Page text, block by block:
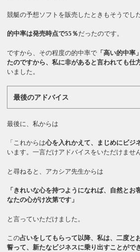
競艇の予想ソフトを販売したときもそうでした
的中率は発売時点で55％だったのです。
ですから、その程度の的中率で 「高い的中率
たのですから、私に非があると言われても仕
いました。
最後のアドバイス
最後に、私からは
「これからは心を入れかえて、まじめにビジ
います。一言だけアドバイスをいただけませ
と尋ねると、アカシア先生からは
「きれいな心を持つようになれば、自然とお
なたの心がけ次第です」
と言っていただけました。
この占いをしてもらって以降、私は、二度と
誓って、新たなビジネスに乗り出すことがで